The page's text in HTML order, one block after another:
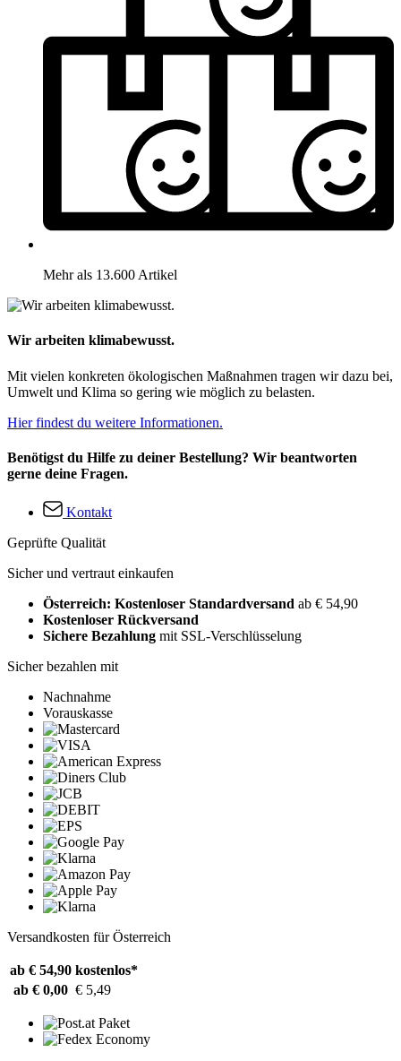
Mehr als 13.600 Artikel
Wir arbeiten klimabewusst.
Mit vielen konkreten ökologischen Maßnahmen tragen wir dazu bei,
Umwelt und Klima so gering wie möglich zu belasten.
Hier findest du weitere Informationen.
Benötigst du Hilfe zu deiner Bestellung? Wir beantworten
gerne deine Fragen.
Kontakt
Geprüfte Qualität
Sicher und vertraut einkaufen
Österreich: Kostenloser Standardversand ab € 54,90
Kostenloser Rückversand
Sichere Bezahlung mit SSL-Verschlüsselung
Sicher bezahlen mit
Nachnahme
Vorauskasse
Versandkosten für Österreich
ab € 54,90 kostenlos*
ab € 0,00 € 5,49